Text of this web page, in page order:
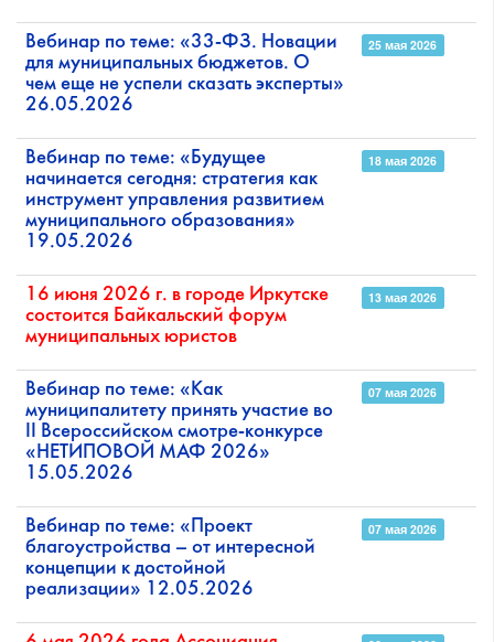
Вебинар по теме: «33-ФЗ. Новации
для муниципальных бюджетов. О
чем еще не успели сказать эксперты»
26.05.2026
25 мая 2026
Вебинар по теме: «Будущее
начинается сегодня: стратегия как
инструмент управления развитием
муниципального образования»
19.05.2026
18 мая 2026
16 июня 2026 г. в городе Иркутске
состоится Байкальский форум
муниципальных юристов
13 мая 2026
Вебинар по теме: «Как
муниципалитету принять участие во
II Всероссийском смотре-конкурсе
«НЕТИПОВОЙ МАФ 2026»
15.05.2026
07 мая 2026
Вебинар по теме: «Проект
благоустройства – от интересной
концепции к достойной
реализации» 12.05.2026
07 мая 2026